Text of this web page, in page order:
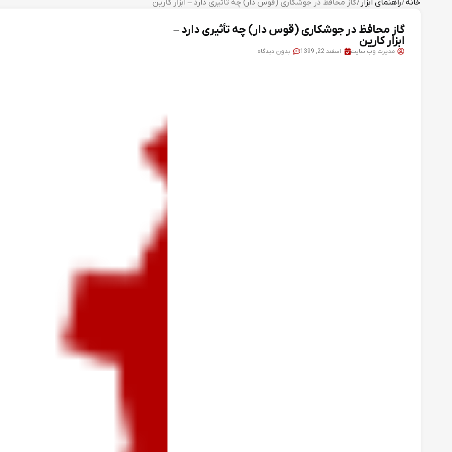
خانه/راهنمای ابزار / گاز محافظ در جوشکاری (قوس دار) چه تأثیری دارد – ابزار کارین
گاز محافظ در جوشکاری (قوس دار) چه تأثیری دارد –
ابزار کارین
مدیرت وب سایت اسفند 22, 1399 بدون دیدگاه